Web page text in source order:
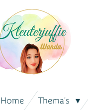
Home Thema's